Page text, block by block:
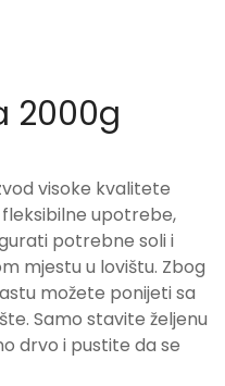
2000g
visoke kvalitete
upotrebe,
potrebne soli i
mjestu u lovištu. Zbog
možete ponijeti sa
Samo stavite željenu
drvo i pustite da se